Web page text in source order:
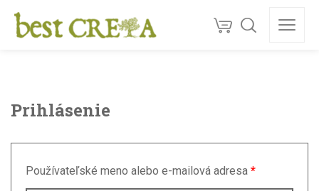
Prihlásenie
Používateľské meno alebo e-mailová adresa *